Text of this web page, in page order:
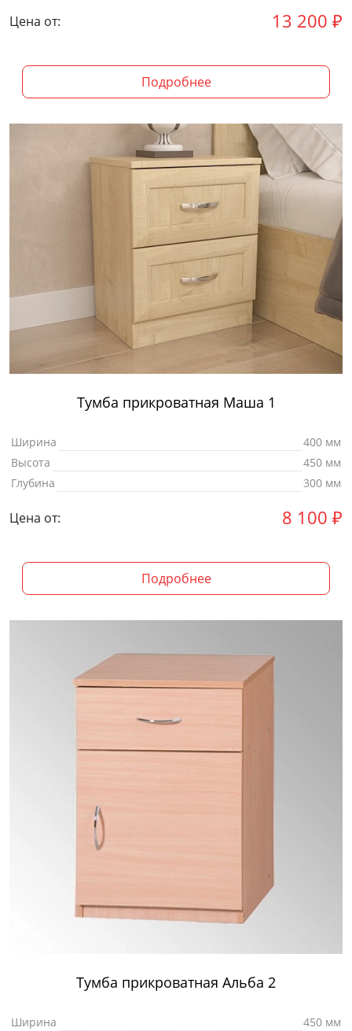
Цена от: 13 200 ₽
Подробнее
Тумба прикроватная Маша 1
Ширина
400 мм
Высота
450 мм
Глубина
300 мм
Цена от: 8 100 ₽
Подробнее
Тумба прикроватная Альба 2
Ширина
450 мм